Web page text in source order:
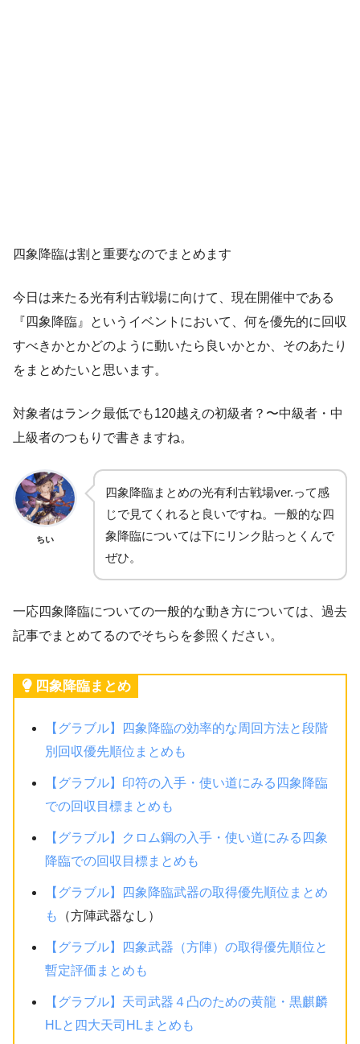
四象降臨は割と重要なのでまとめます
今日は来たる光有利古戦場に向けて、現在開催中である
『四象降臨』というイベントにおいて、何を優先的に回収
すべきかとかどのように動いたら良いかとか、そのあたり
をまとめたいと思います。
対象者はランク最低でも120越えの初級者？〜中級者・中
上級者のつもりで書きますね。
ちい
四象降臨まとめの光有利古戦場ver.って感
じで見てくれると良いですね。一般的な四
象降臨については下にリンク貼っとくんで
ぜひ。
一応四象降臨についての一般的な動き方については、過去
記事でまとめてるのでそちらを参照ください。
四象降臨まとめ
【グラブル】四象降臨の効率的な周回方法と段階
別回収優先順位まとめも
【グラブル】印符の入手・使い道にみる四象降臨
での回収目標まとめも
【グラブル】クロム鋼の入手・使い道にみる四象
降臨での回収目標まとめも
【グラブル】四象降臨武器の取得優先順位まとめ
も
（方陣武器なし）
【グラブル】四象武器（方陣）の取得優先順位と
暫定評価まとめも
【グラブル】天司武器４凸のための黄龍・黒麒麟
HLと四大天司HLまとめも